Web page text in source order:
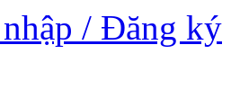
/ Đăng ký